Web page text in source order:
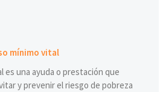
mínimo vital
es una ayuda o prestación que
y prevenir el riesgo de pobreza